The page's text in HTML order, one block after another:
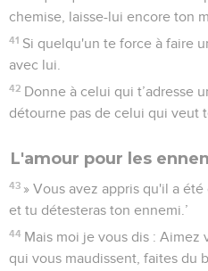
chemise, laisse-lui encore ton
41 Si quelqu'un te force à faire
avec lui.
42 Donne à celui qui t’adresse
détourne pas de celui qui veut
L'amour pour les
43 » Vous avez appris qu'il a
et tu détesteras ton ennemi.’
44 Mais moi je vous dis : Aimez
qui vous maudissent, faites du